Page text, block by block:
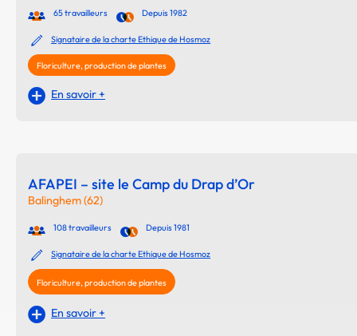
65 travailleurs Depuis 1982
Signataire de la charte Ethique de Hosmoz
Floriculture, production de plantes
En savoir +
AFAPEI – site le Camp du Drap d’Or
Balinghem (62)
108 travailleurs Depuis 1981
Signataire de la charte Ethique de Hosmoz
Floriculture, production de plantes
En savoir +